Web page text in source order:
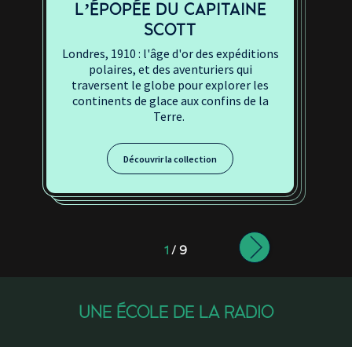
L’ÉPOPÉE DU CAPITAINE
SCOTT
Londres, 1910 : l'âge d'or des expéditions
polaires, et des aventuriers qui
traversent le globe pour explorer les
continents de glace aux confins de la
Terre.
Découvrir la collection
1 / 9
UNE ÉCOLE DE LA RADIO